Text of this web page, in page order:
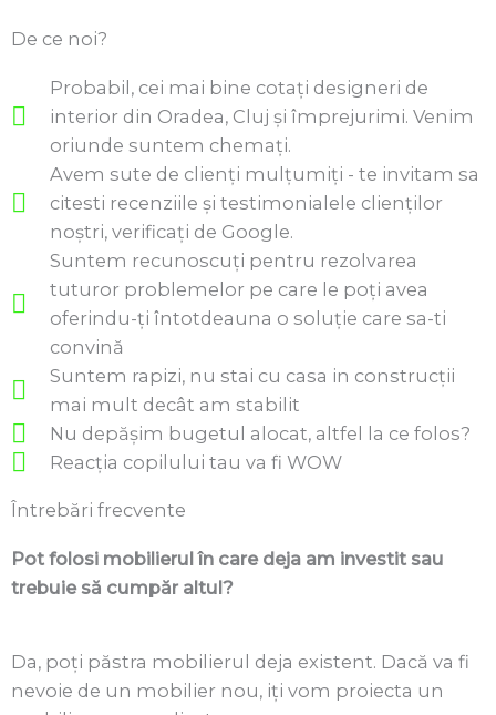
De ce noi?
Probabil, cei mai bine cotați designeri de
interior din Oradea, Cluj și împrejurimi. Venim
oriunde suntem chemați.
Avem sute de clienți mulțumiți - te invitam sa
citesti recenziile și testimonialele clienților
noștri, verificați de Google.
Suntem recunoscuți pentru rezolvarea
tuturor problemelor pe care le poți avea
oferindu-ți întotdeauna o soluție care sa-ti
convină
Suntem rapizi, nu stai cu casa in construcții
mai mult decât am stabilit
Nu depășim bugetul alocat, altfel la ce folos?
Reacția copilului tau va fi WOW
Întrebări frecvente
Pot folosi mobilierul în care deja am investit sau
trebuie să cumpăr altul?
Da, poți păstra mobilierul deja existent. Dacă va fi
nevoie de un mobilier nou, iți vom proiecta un